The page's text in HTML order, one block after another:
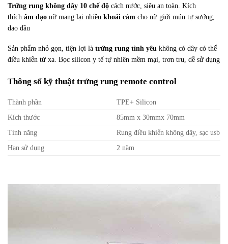
Trứng rung không dây 10 chế độ cách nước, siêu an toàn. Kích
thích âm đạo nữ mang lại nhiều khoái cảm cho nữ giới mún tự sướng,
dao đầu
Sản phẩm nhỏ gọn, tiện lợi là trứng rung tình yêu không có dây có thể
điều khiển từ xa. Bọc silicon y tế tự nhiên mềm mại, trơn tru, dễ sử dụng
Thông số kỹ thuật trứng rung remote control
Thành phần
TPE+ Silicon
Kích thước
85mm x 30mmx 70mm
Tính năng
Rung điều khiển không dây, sạc usb
Hạn sử dụng
2 năm